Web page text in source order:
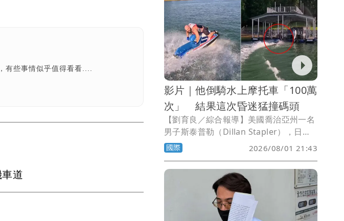
有些事情似乎值得看看....
道
影片｜他倒騎水上摩托車「100萬
次」 結果這次昏迷猛撞碼頭
【劉育良／綜合報導】美國喬治亞州一名
男子斯泰普勒（Dillan Stapler），日前
與朋友們一起騎乘水上摩托車時，秀了一
手「倒著騎」的特技，想不到竟然騎到直
接撞向碼頭，所幸朋友即時救援，他雖然
受傷但已無大礙。
國際 2026/08/01 21:43